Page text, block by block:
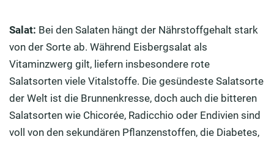
Salat: Bei den Salaten hängt der Nährstoffgehalt stark
von der Sorte ab. Während Eisbergsalat als
Vitaminzwerg gilt, liefern insbesondere rote
Salatsorten viele Vitalstoffe. Die gesündeste Salatsorte
der Welt ist die Brunnenkresse, doch auch die bitteren
Salatsorten wie Chicorée, Radicchio oder Endivien sind
voll von den sekundären Pflanzenstoffen, die Diabetes,